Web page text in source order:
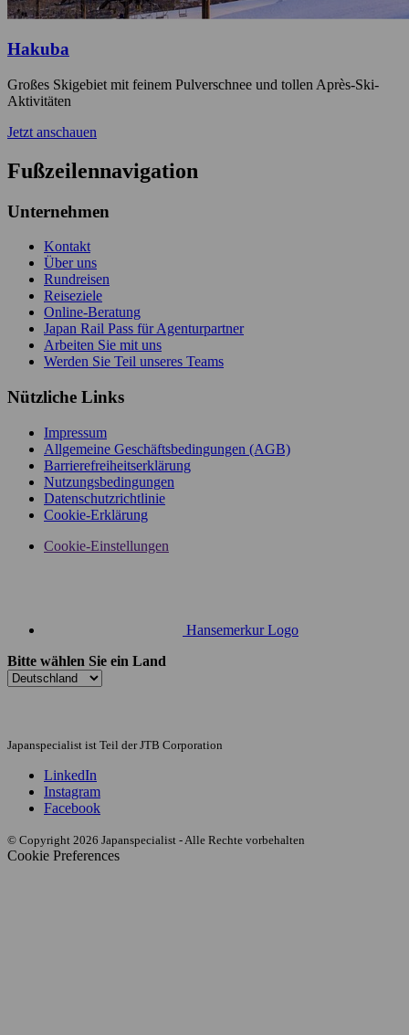
Hakuba
Großes Skigebiet mit feinem Pulverschnee und tollen Après-Ski-
Aktivitäten
Jetzt anschauen
Fußzeilennavigation
Unternehmen
Kontakt
Über uns
Rundreisen
Reiseziele
Online-Beratung
Japan Rail Pass für Agenturpartner
Arbeiten Sie mit uns
Werden Sie Teil unseres Teams
Nützliche Links
Impressum
Allgemeine Geschäftsbedingungen (AGB)
Barrierefreiheitserklärung
Nutzungsbedingungen
Datenschutzrichtlinie
Cookie-Erklärung
Cookie-Einstellungen
Hansemerkur Logo
Bitte wählen Sie ein Land
Japanspecialist ist Teil der JTB Corporation
LinkedIn
Instagram
Facebook
© Copyright 2026 Japanspecialist - Alle Rechte vorbehalten
Cookie Preferences